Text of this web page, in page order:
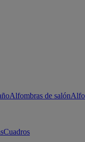
Alfombras de salón
Cuadros